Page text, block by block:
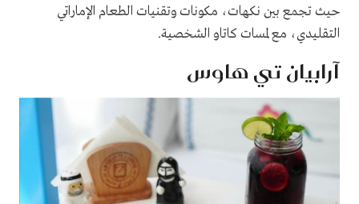
حيث تجمع بين نكهات، مكونات وتقنيات الطعام الإماراتي
التقليدي، مع لمسات كاتاو الشخصية.
آرابيان تي هاوس